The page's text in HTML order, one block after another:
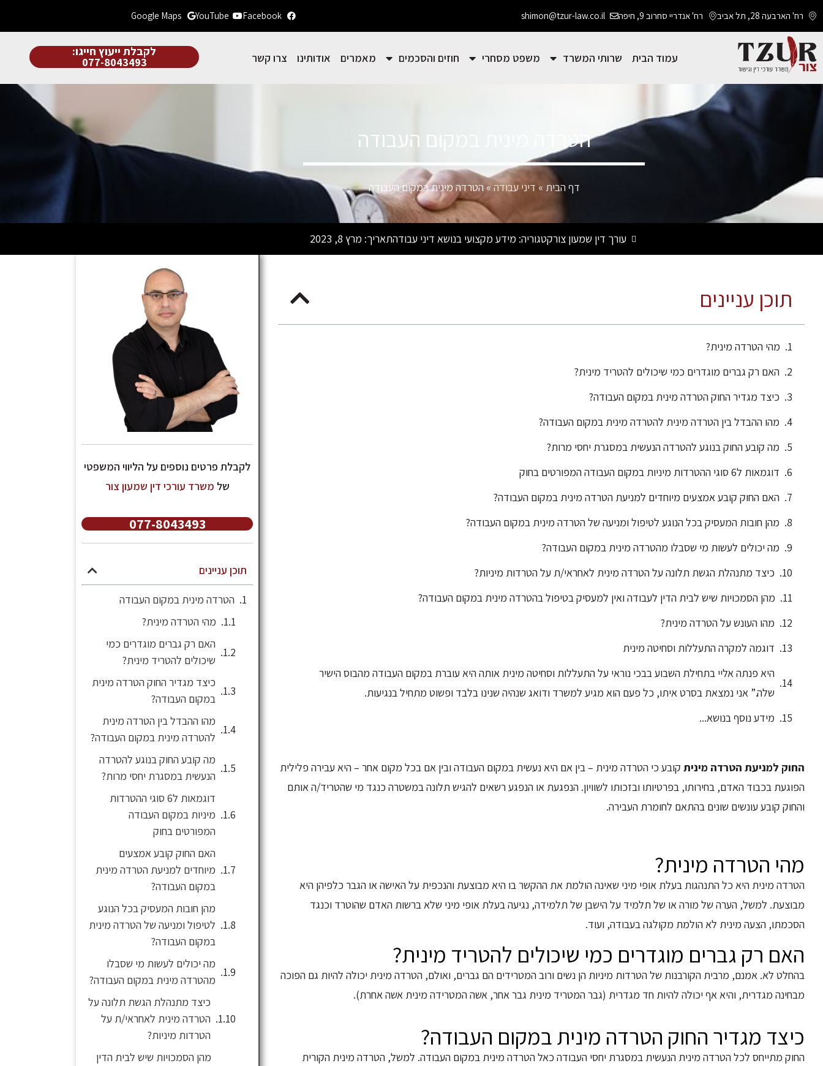
רח' הארבעה 28, תל אביב רח' אנדריי סחרוב 9, חיפה shimon@tzur-law.co.il
Facebook
YouTube
Google Maps
עמוד הבית שרותי המשרד משפט מסחרי חוזים והסכמים מאמרים אודותינו צרו קשר לקבלת ייעוץ חייגו:
077-8043493
הטרדה מינית במקום העבודה
דף הבית » דיני עבודה»הטרדה מינית במקום העבודה
עורך דין שמעון צורקטגוריה: מידע מקצועי בנושא דיני עבודהתאריך: מרץ 8, 2023
תוכן עניינים
מהי הטרדה מינית?
האם רק גברים מוגדרים כמי שיכולים להטריד מינית?
כיצד מגדיר החוק הטרדה מינית במקום העבודה?
מהו ההבדל בין הטרדה מינית להטרדה מינית במקום העבודה?
מה קובע החוק בנוגע להטרדה הנעשית במסגרת יחסי מרות?
דוגמאות ל6 סוגי ההטרדות מיניות במקום העבודה המפורטים בחוק
האם החוק קובע אמצעים מיוחדים למניעת הטרדה מינית במקום העבודה?
מהן חובות המעסיק בכל הנוגע לטיפול ומניעה של הטרדה מינית במקום העבודה?
מה יכולים לעשות מי שסבלו מהטרדה מינית במקום העבודה?
כיצד מתנהלת הגשת תלונה על הטרדה מינית לאחראי/ת על הטרדות מיניות?
מהן הסמכויות שיש לבית הדין לעבודה ואין למעסיק בטיפול בהטרדה מינית במקום העבודה?
מהו העונש על הטרדה מינית?
דוגמה למקרה התעללות וסחיטה מינית
היא פנתה אליי בתחילת השבוע בבכי נוראי על התעללות וסחיטה מינית אותה היא עוברת במקום העבודה מהבוס הישיר
שלה.” אני נמצאת בסרט איתו, כל פעם הוא מגיע למשרד ודואג שנהיה שנינו בלבד ופשוט מתחיל בנגיעות.
מידע נוסף בנושא...
החוק למניעת הטרדה מינית קובע כי הטרדה מינית – בין אם היא נעשית במקום העבודה ובין אם בכל מקום אחר – היא עבירה פלילית
הפוגעת בכבוד האדם, בחירותו, בפרטיותו ובזכותו לשוויון. הנפגעת או הנפגע רשאים להגיש תלונה במשטרה כנגד מי שהטריד/ה אותם
והחוק קובע עונשים שונים בהתאם לחומרת העבירה.
מהי הטרדה מינית?
הטרדה מינית היא כל התנהגות בעלת אופי מיני שאינה הולמת את ההקשר בו היא מבוצעת והנכפית על האישה או הגבר כלפיהן היא
מבוצעת. למשל, הערה של מורה או של תלמיד על הישבן של תלמידה, נגיעה בעלת אופי מיני שלא ברשות האדם שהוטרד וכנגד
הסכמתו, הצעה מינית לא הולמת מקולגה בעבודה, ועוד.
האם רק גברים מוגדרים כמי שיכולים להטריד מינית?
בהחלט לא. אמנם, מרבית הקורבנות של הטרדות מיניות הן נשים ורוב המטרידים הם גברים, ואולם, הטרדה מינית יכולה להיות גם הפוכה
מבחינה מגדרית, והיא אף יכולה להיות חד מגדרית (גבר המטריד מינית גבר אחר, אשה המטרידה מינית אשה אחרת).
כיצד מגדיר החוק הטרדה מינית במקום העבודה?
החוק מתייחס לכל הטרדה מינית הנעשית במסגרת יחסי העבודה כאל הטרדה מינית במקום העבודה. למשל, הטרדה מינית הקורית
לקבלת פרטים נוספים על הליווי המשפטי
של משרד עורכי דין שמעון צור
077-8043493
תוכן עניינים
הטרדה מינית במקום העבודה
מהי הטרדה מינית?
האם רק גברים מוגדרים כמי
שיכולים להטריד מינית?
כיצד מגדיר החוק הטרדה מינית
במקום העבודה?
מהו ההבדל בין הטרדה מינית
להטרדה מינית במקום העבודה?
מה קובע החוק בנוגע להטרדה
הנעשית במסגרת יחסי מרות?
דוגמאות ל6 סוגי ההטרדות
מיניות במקום העבודה
המפורטים בחוק
האם החוק קובע אמצעים
מיוחדים למניעת הטרדה מינית
במקום העבודה?
מהן חובות המעסיק בכל הנוגע
לטיפול ומניעה של הטרדה מינית
במקום העבודה?
מה יכולים לעשות מי שסבלו
מהטרדה מינית במקום העבודה?
כיצד מתנהלת הגשת תלונה על
הטרדה מינית לאחראי/ת על
הטרדות מיניות?
מהן הסמכויות שיש לבית הדין